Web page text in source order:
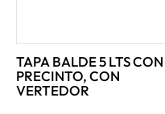
TAPA BALDE 5 LTS CON
PRECINTO, CON
VERTEDOR